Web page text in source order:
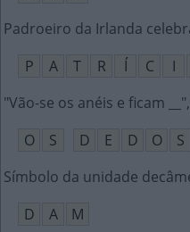
Padroeiro da Irlanda
P
A T R Í C I
"Vão-se os anéis e ficam
O
S D E D O
S
Símbolo da unidade
D
A
M